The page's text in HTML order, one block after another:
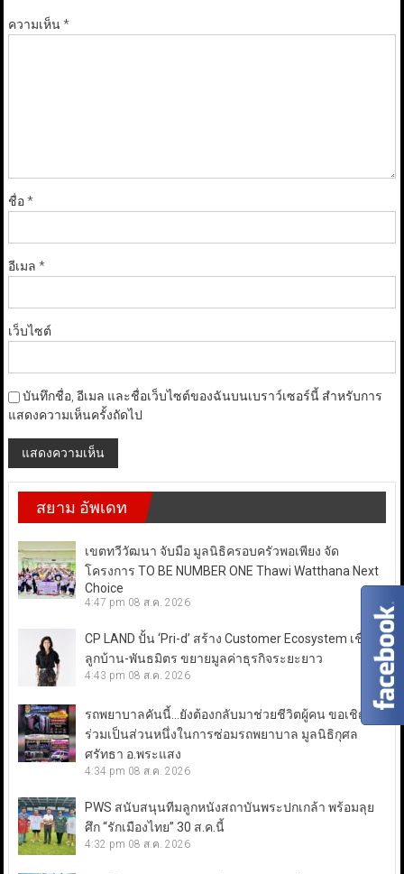
ความเห็น*
ชื่อ*
อีเมล *
เว็บไซต์
บันทึกชื่อ, อีเมล และชื่อเว็บไซต์ของฉันบนเบราว์เซอร์นี้ สำหรับการ
แสดงความเห็นครั้งถัดไป
สยาม อัพเดท
เขตทวีวัฒนา จับมือ มูลนิธิครอบครัวพอเพียง จัด
โครงการ TO BE NUMBER ONE Thawi Watthana Next
Choice
4:47 pm 08 ส.ค. 2026
CP LAND ปั้น ‘Pri-d’ สร้าง Customer Ecosystem เชื่อม
ลูกบ้าน-พันธมิตร ขยายมูลค่าธุรกิจระยะยาว
4:43 pm 08 ส.ค. 2026
รถพยาบาลคันนี้…ยังต้องกลับมาช่วยชีวิตผู้คน ขอเชิญ
ร่วมเป็นส่วนหนึ่งในการซ่อมรถพยาบาล มูลนิธิกุศล
ศรัทธา อ.พระแสง
4:34 pm 08 ส.ค. 2026
PWS สนับสนุนทีมลูกหนังสถาบันพระปกเกล้า พร้อมลุย
ศึก “รักเมืองไทย” 30 ส.ค.นี้
4:32 pm 08 ส.ค. 2026